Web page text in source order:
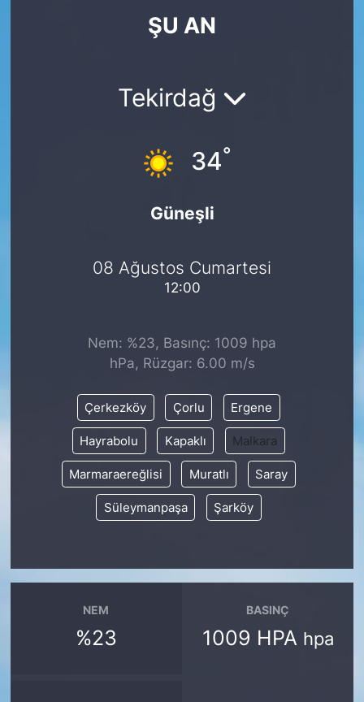
ŞU AN
Tekirdağ
34°
Güneşli
08 Ağustos Cumartesi
12:00
Nem: %23, Basınç: 1009 hpa
hPa, Rüzgar: 6.00 m/s
Çerkezköy Çorlu Ergene
Hayrabolu Kapaklı Malkara
Marmaraereğlisi Muratlı Saray
Süleymanpaşa Şarköy
NEM
%23
BASINÇ
1009 HPA hpa
KÖŞE YAZILARI
KÜLTÜR SANAT
SARIYER HABERLERİ
SİYASET
SON DAKİKA HABERİ
SPOR
TÜRKİYE VE DÜNYA GÜNDEMİ
VİDEO GALERİ
YAŞAM